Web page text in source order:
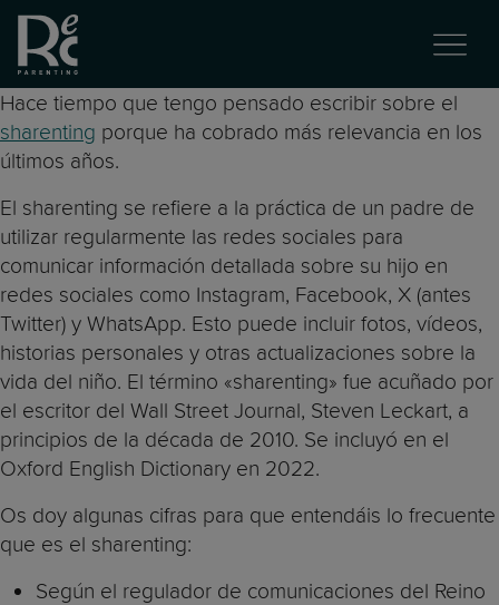
Hace tiempo que tengo pensado escribir sobre el
sharenting porque ha cobrado más relevancia en los
últimos años.
El sharenting se refiere a la práctica de un padre de
utilizar regularmente las redes sociales para
comunicar información detallada sobre su hijo en
redes sociales como Instagram, Facebook, X (antes
Twitter) y WhatsApp. Esto puede incluir fotos, vídeos,
historias personales y otras actualizaciones sobre la
vida del niño. El término «sharenting» fue acuñado por
el escritor del Wall Street Journal, Steven Leckart, a
principios de la década de 2010. Se incluyó en el
Oxford English Dictionary en 2022.
Os doy algunas cifras para que entendáis lo frecuente
que es el sharenting:
Según el regulador de comunicaciones del Reino